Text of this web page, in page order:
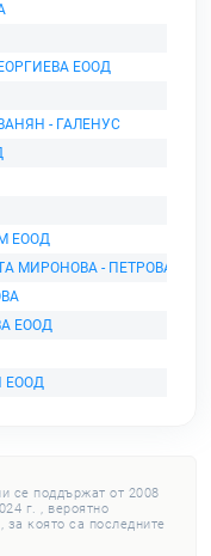
ЕООД
- ГАЛЕНУС
ЕООД
МИРОНОВА - ПЕТРОВА
ЕООД
ЕООД
се поддържат от 2008
г. , вероятно
за която са последните